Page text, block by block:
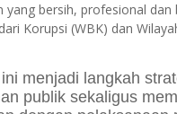
bersih, profesional
Korupsi (WBK) dan
menjadi langkah
publik sekaligus